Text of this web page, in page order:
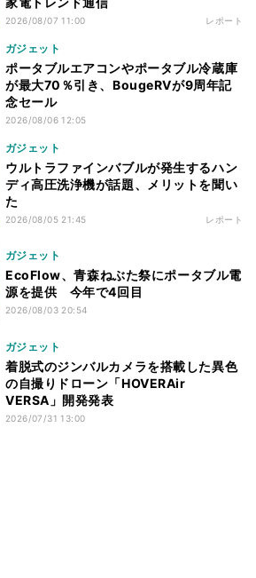
2026/08/07 11:00 レポート
ガジェット
ポータブルエアコンやポータブル冷蔵庫
が最大70％引き、BougeRVが9周年記
念セール
2026/08/06 12:05
ガジェット
ウルトラファインバブルが発生するハン
ディ高圧洗浄機が話題、メリットを聞い
た
2026/08/05 21:45 レポート
ガジェット
EcoFlow、青森ねぶた祭にポータブル電
源を提供 今年で4回目
2026/08/03 20:54
ガジェット
着脱式のジンバルカメラを搭載した異色
の自撮りドローン「HOVERAir
VERSA」開発発表
2026/07/31 13:00